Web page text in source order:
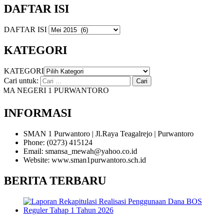
DAFTAR ISI
DAFTAR ISI
KATEGORI
KATEGORI
Cari untuk:
NEGERI 1 PURWANTORO
INFORMASI
SMAN 1 Purwantoro | Jl.Raya Teagalrejo | Purwantoro
Phone: (0273) 415124
Email: smansa_mewah@yahoo.co.id
Website: www.sman1purwantoro.sch.id
BERITA TERBARU